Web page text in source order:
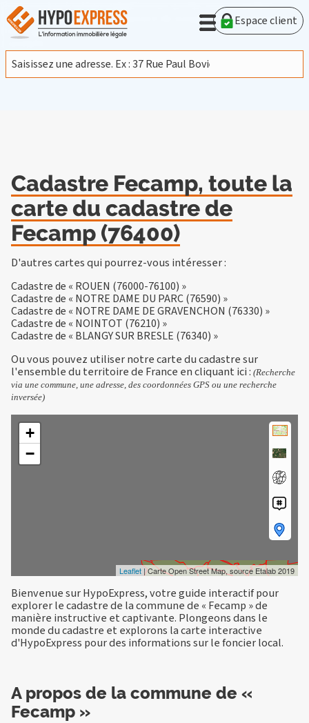
En poursuivant votre navigation sur ce site, vous acceptez
l'utilisation de cookies provenant de Google afin d'analyser le
trafic.En savoir plus
J'accepte
Espace client
Cadastre Fecamp, toute la
carte du cadastre de
Fecamp (76400)
D'autres cartes qui pourrez-vous intéresser :
Cadastre de « ROUEN (76000-76100) »
Cadastre de « NOTRE DAME DU PARC (76590) »
Cadastre de « NOTRE DAME DE GRAVENCHON (76330) »
Cadastre de « NOINTOT (76210) »
Cadastre de « BLANGY SUR BRESLE (76340) »
Ou vous pouvez utiliser notre carte du cadastre sur
l'ensemble du territoire de France encliquant ici: (Recherche
via une commune, une adresse, des coordonnées GPS ou une recherche
inversée)
+
−
Leaflet | Carte Open Street Map, source Etalab 2019
Bienvenue sur HypoExpress, votre guide interactif pour
explorer le cadastre de la commune de « Fecamp » de
manière instructive et captivante. Plongeons dans le
monde du cadastre et explorons la carte interactive
d'HypoExpress pour des informations sur le foncier local.
A propos de la commune de «
Fecamp »